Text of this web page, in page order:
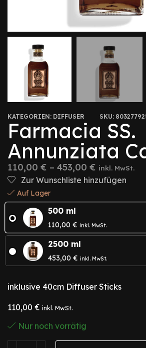
KATEGORIEN: DIFFUSER SKU:
Farmacia SS.
Annunziata
110,00 € – 453,00 € inkl. MwSt.
Zur Wunschliste hinzufügen
Auf Lager
500 ml
110,00 € inkl. MwSt.
2500 ml
453,00 € inkl. MwSt.
inklusive 40cm Diffuser Sticks
110,00 € inkl. MwSt.
Nur noch vorrätig